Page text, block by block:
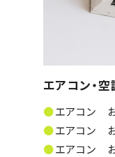
エアコン・空
エアコン
エアコン
エアコン